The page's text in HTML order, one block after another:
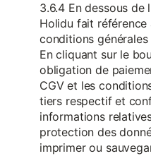
3.6.4 En dessous
Holidu fait référence
conditions
En cliquant sur le
obligation de
CGV et les
tiers respectif et
informations
protection des
imprimer ou